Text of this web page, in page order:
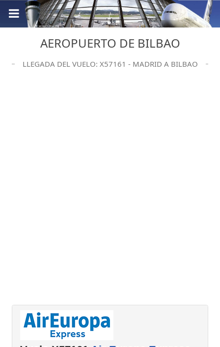
AEROPUERTO DE BILBAO
LLEGADA DEL VUELO: X57161 - MADRID A BILBAO